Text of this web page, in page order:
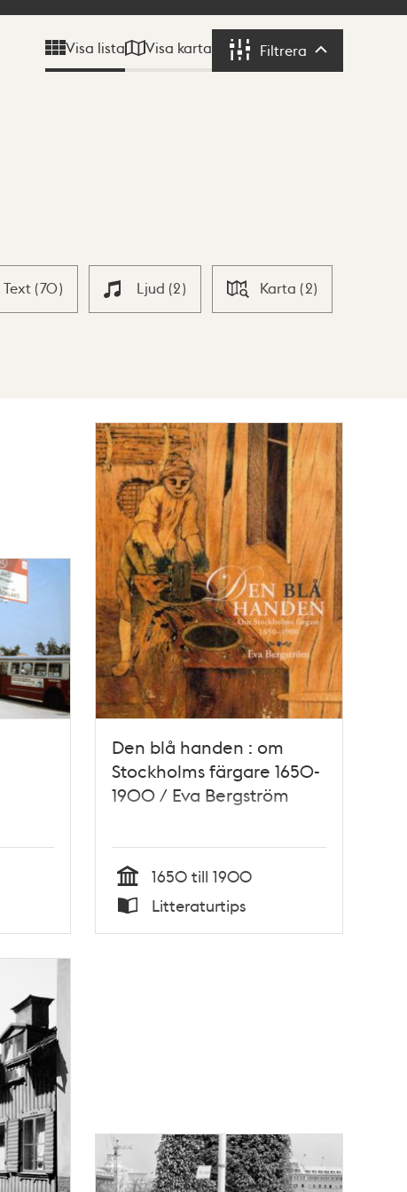
Visa lista Visa karta Filtrera Filtrera
Text (70) Ljud (2) Karta (2)
Den blå handen : om
Stockholms färgare 1650-
1900 / Eva Bergström
Tid
1650 till 1900
Typ
Litteraturtips